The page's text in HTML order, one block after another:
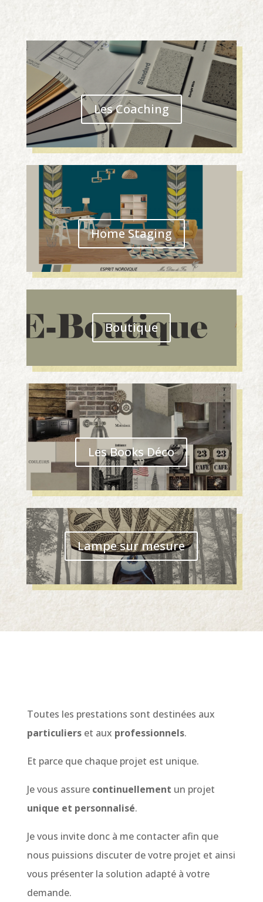
Les Coaching
Home Staging
Boutique
Les Books Déco
Lampe sur mesure
Toutes les prestations sont destinées aux
particulierset aux professionnels.
Et parce que chaque projet est unique.
Je vous assure continuellement un projet
unique et personnalisé.
Je vous invite donc à me contacter afin que
nous puissions discuter de votre projet et ainsi
vous présenter la solution adapté à votre
demande.